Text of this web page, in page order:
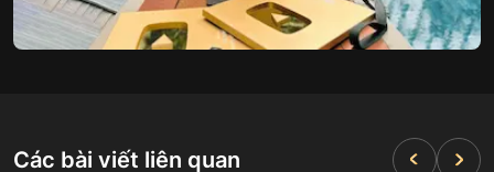
Các bài viết liên quan